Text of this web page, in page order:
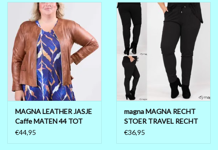
MAGNA LEATHER JASJE
Caffe MATEN 44 TOT
56/58
€44,95
magna MAGNA RECHT
STOER TRAVEL RECHT
MATEN 46 TOT 58
€36,95